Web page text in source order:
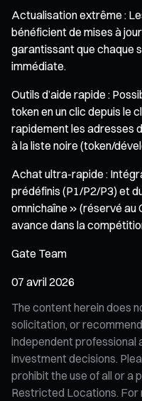
Actualisation extrême :
bénéficient de mises à
garantissant que chaque
immédiate.
Outils d’aide rapide :
token en un clic depuis le
rapidement les adresses
à la liste noire (token/
Achat ultra-rapide :
prédéfinis (P1/P2/P3) et
omnichaîne » (réservé au
avance dans la
Gate Team
07 avril 2026
The content herein does
solicitation, or
independent professional
investment decisions.
prohibit the use of all or a
Restricted Locations. For